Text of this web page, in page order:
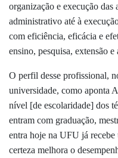
organização e execução
administrativo até à
com eficiência, eficácia e
ensino, pesquisa, extensão
O perfil desse profissional,
universidade, como aponta
nível [de escolaridade] dos
entram com graduação,
entra hoje na UFU já
certeza melhora o